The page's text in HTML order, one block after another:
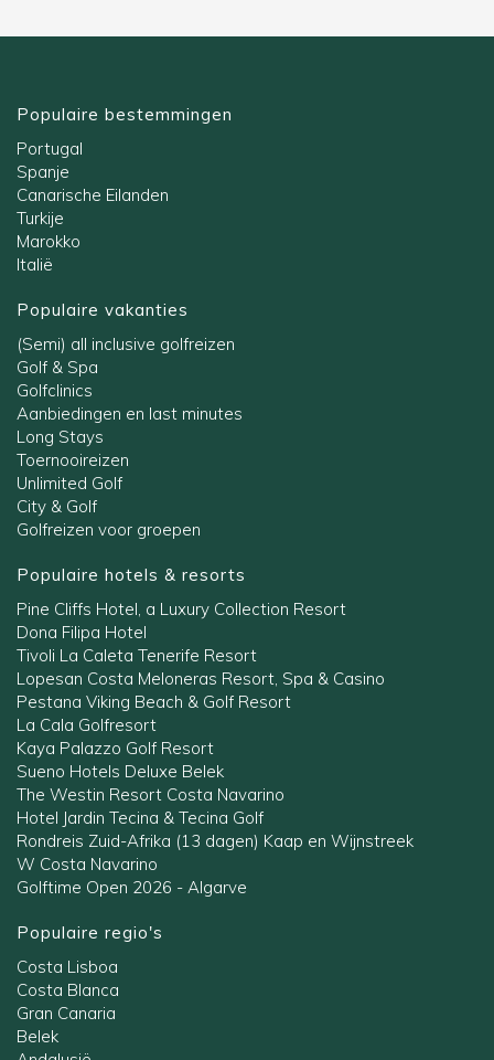
Populaire bestemmingen
Portugal
Spanje
Canarische Eilanden
Turkije
Marokko
Italië
Populaire vakanties
(Semi) all inclusive golfreizen
Golf & Spa
Golfclinics
Aanbiedingen en last minutes
Long Stays
Toernooireizen
Unlimited Golf
City & Golf
Golfreizen voor groepen
Populaire hotels & resorts
Pine Cliffs Hotel, a Luxury Collection Resort
Dona Filipa Hotel
Tivoli La Caleta Tenerife Resort
Lopesan Costa Meloneras Resort, Spa & Casino
Pestana Viking Beach & Golf Resort
La Cala Golfresort
Kaya Palazzo Golf Resort
Sueno Hotels Deluxe Belek
The Westin Resort Costa Navarino
Hotel Jardin Tecina & Tecina Golf
Rondreis Zuid-Afrika (13 dagen) Kaap en Wijnstreek
W Costa Navarino
Golftime Open 2026 - Algarve
Populaire regio's
Costa Lisboa
Costa Blanca
Gran Canaria
Belek